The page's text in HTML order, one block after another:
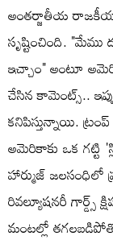
అంతర్జాతీయ
సృష్టించింది.
ఇచ్చాం" అంటూ
చేసిన కామెంట్స్..
కనిపిస్తున్నాయి.
అమెరికాకు ఒక గట్టి
హార్ముజ్ జలసంధిలో
రివల్యూషనరీ గార్డ్స్
మంటల్లో